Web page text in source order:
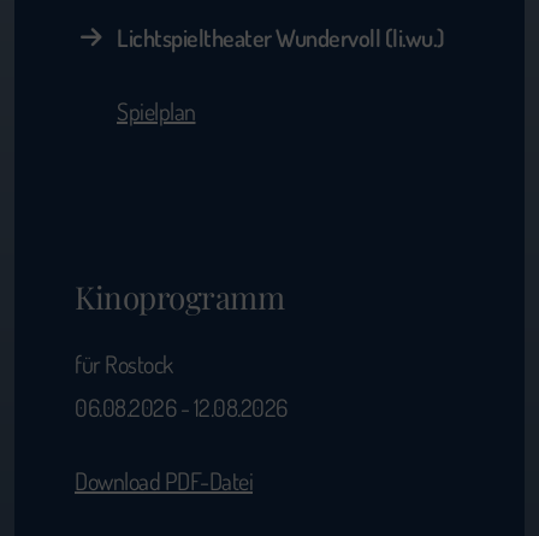
Lichtspieltheater Wundervoll (li.wu.)
Spielplan
Kinoprogramm
für Rostock
06.08.2026 - 12.08.2026
Download PDF-Datei